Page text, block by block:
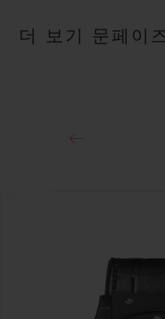
약 48시간
더 보기 문페이